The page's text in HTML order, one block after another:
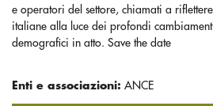
e operatori del settore, chiamati a
italiane alla luce dei profondi
demografici in atto. Save the date
Enti e associazioni: ANCE